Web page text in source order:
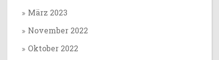
März 2023
November 2022
Oktober 2022